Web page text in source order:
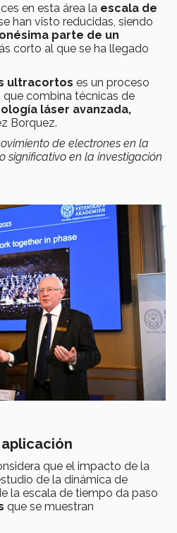
en esta área la escala de
han visto reducidas, siendo
parte de un
corto al que se ha llegado
ultracortos es un proceso
combina técnicas de
láser avanzada,
Borquez.
de electrones en la
significativo en la investigación
que el impacto de la
de la dinámica de
la escala de tiempo da paso
que se muestran